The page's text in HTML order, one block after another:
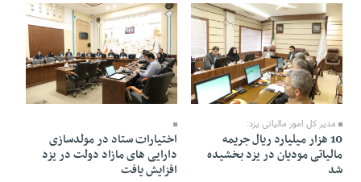
06 Mordad 1405 - 10:58
مدیر کل امور مالیاتی یزد:
10 هزار میلیارد ریال جریمه
مالیاتی مودیان در یزد بخشیده
شد
اختیارات ستاد در مولدسازی
دارایی های مازاد دولت در یزد
افزایش یافت